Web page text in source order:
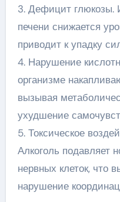
3. Дефицит глюкозы.
печени снижается
приводит к упадку
4. Нарушение
организме
вызывая
ухудшение
5. Токсическое
Алкоголь подавляет
нервных клеток, что
нарушение